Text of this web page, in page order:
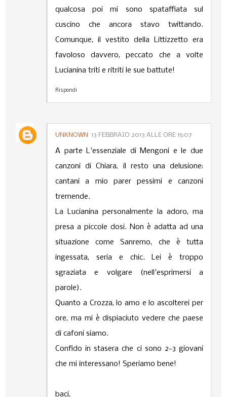
qualcosa poi mi sono spataffiata sul
cuscino che ancora stavo twittando.
Comunque, il vestito della Littizzetto era
favoloso davvero, peccato che a volte
Lucianina triti e ritriti le sue battute!
Rispondi
UNKNOWN 13 FEBBRAIO 2013 ALLE ORE 15:07
A parte L'essenziale di Mengoni e le due
canzoni di Chiara, il resto una delusione:
cantani a mio parer pessimi e canzoni
tremende.
La Lucianina personalmente la adoro, ma
presa a piccole dosi. Non è adatta ad una
situazione come Sanremo, che è tutta
ingessata, seria e chic. Lei è troppo
sgraziata e volgare (nell'esprimersi a
parole).
Quanto a Crozza, lo amo e lo ascolterei per
ore, ma mi è dispiaciuto vedere che paese
di cafoni siamo.
Confido in stasera che ci sono 2-3 giovani
che mi interessano! Speriamo bene!
baci,